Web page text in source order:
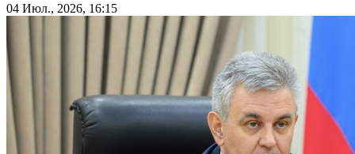
04 Июл., 2026, 16:15